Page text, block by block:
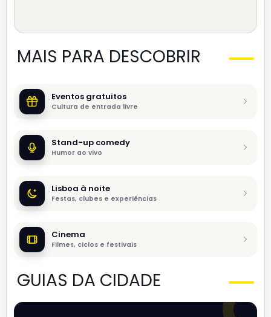
MAIS PARA DESCOBRIR
Eventos gratuitos
Cultura de entrada livre
Stand-up comedy
Humor ao vivo
Lisboa à noite
Festas, clubes e experiências
Cinema
Filmes, ciclos e festivais
GUIAS DA CIDADE